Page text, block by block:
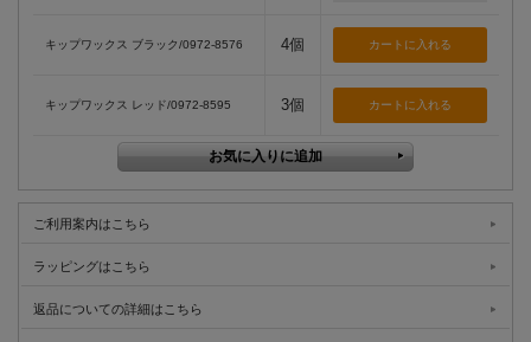
キップワックス ブラック/0972-8576 4個
キップワックス レッド/0972-8595 3個
ご利用案内はこちら
ラッピングはこちら
返品についての詳細はこちら